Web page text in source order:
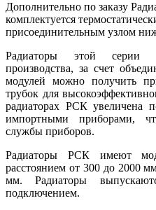
Дополнительно по заказу
комплектуется
присоединительным узлом
Радиаторы этой серии
производства, за счет
модулей можно получить
трубок для
радиаторах РСК увеличена
импортными приборами,
службы приборов.
Радиаторы РСК имеют
расстоянием от 300 до 2000
мм. Радиаторы
подключением.